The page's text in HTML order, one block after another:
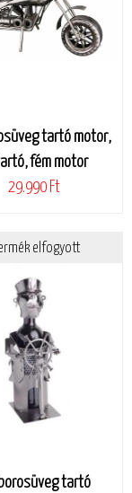
tartó motor,
fém motor
29.990 Ft
elfogyott
tartó